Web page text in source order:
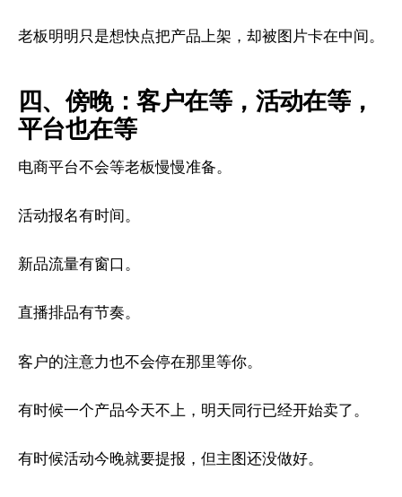
老板明明只是想快点把产品上架，却被图片卡在中间。
四、傍晚：客户在等，活动在等，
平台也在等
电商平台不会等老板慢慢准备。
活动报名有时间。
新品流量有窗口。
直播排品有节奏。
客户的注意力也不会停在那里等你。
有时候一个产品今天不上，明天同行已经开始卖了。
有时候活动今晚就要提报，但主图还没做好。